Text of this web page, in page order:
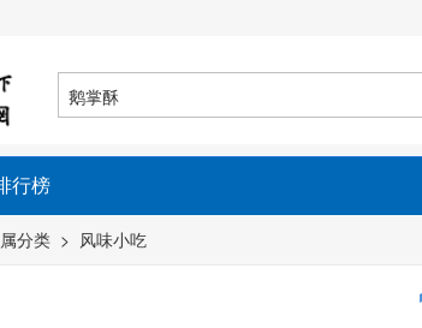
行榜
分类 > 风味小吃